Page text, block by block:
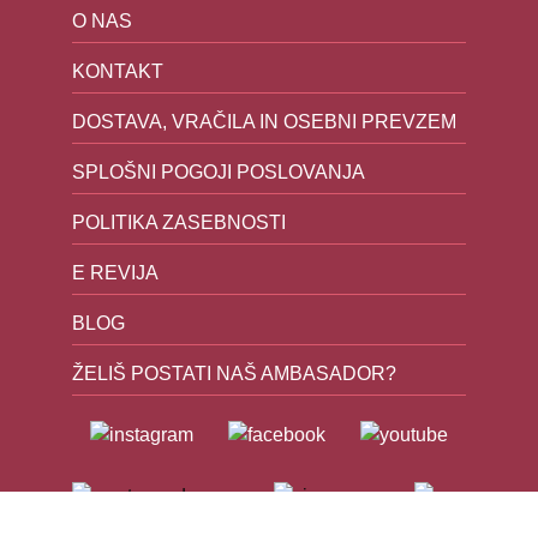
O NAS
KONTAKT
DOSTAVA, VRAČILA IN OSEBNI PREVZEM
SPLOŠNI POGOJI POSLOVANJA
POLITIKA ZASEBNOSTI
E REVIJA
BLOG
ŽELIŠ POSTATI NAŠ AMBASADOR?